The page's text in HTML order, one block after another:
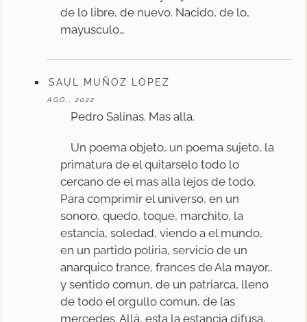
de lo libre, de nuevo. Nacido, de lo,
mayusculo…
SAUL MUÑOZ LOPEZ
AGO., 2022
Pedro Salinas. Mas alla.
Un poema objeto, un poema sujeto, la
primatura de el quitarselo todo lo
cercano de el mas alla lejos de todo.
Para comprimir el universo, en un
sonoro, quedo, toque, marchito, la
estancia, soledad, viendo a el mundo,
en un partido poliria, servicio de un
anarquico trance, frances de Ala mayor…
y sentido comun, de un patriarca, lleno
de todo el orgullo comun, de las
mercedes. Allá, esta la estancia difusa,